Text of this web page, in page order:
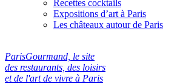
Recettes cocktails
Expositions d’art à Paris
Les châteaux autour de Paris
ParisGourmand, le site
des restaurants, des loisirs
et de l'art de vivre à Paris